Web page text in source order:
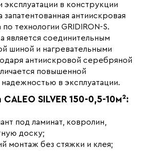
Caleo silver
Caleo
эксплуатации в конструкции
запатентованная антиискровая
технологии GRIDIRON-S.
является соединительным
шиной и нагревательными
антиискровой серебряной
повышенной
в эксплуатации.
SILVER 150-0,5-10м²:
под ламинат, ковролин,
доску;
монтаж без стяжки и клея;